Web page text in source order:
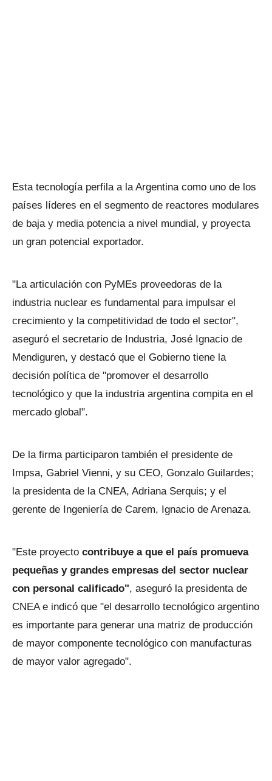
Esta tecnología perfila a la Argentina como uno de los
países líderes en el segmento de reactores modulares
de baja y media potencia a nivel mundial, y proyecta
un gran potencial exportador.
"La articulación con PyMEs proveedoras de la
industria nuclear es fundamental para impulsar el
crecimiento y la competitividad de todo el sector",
aseguró el secretario de Industria, José Ignacio de
Mendiguren, y destacó que el Gobierno tiene la
decisión política de "promover el desarrollo
tecnológico y que la industria argentina compita en el
mercado global".
De la firma participaron también el presidente de
Impsa, Gabriel Vienni, y su CEO, Gonzalo Guilardes;
la presidenta de la CNEA, Adriana Serquis; y el
gerente de Ingeniería de Carem, Ignacio de Arenaza.
"Este proyecto contribuye a que el país promueva
pequeñas y grandes empresas del sector nuclear
con personal calificado", aseguró la presidenta de
CNEA e indicó que "el desarrollo tecnológico argentino
es importante para generar una matriz de producción
de mayor componente tecnológico con manufacturas
de mayor valor agregado".